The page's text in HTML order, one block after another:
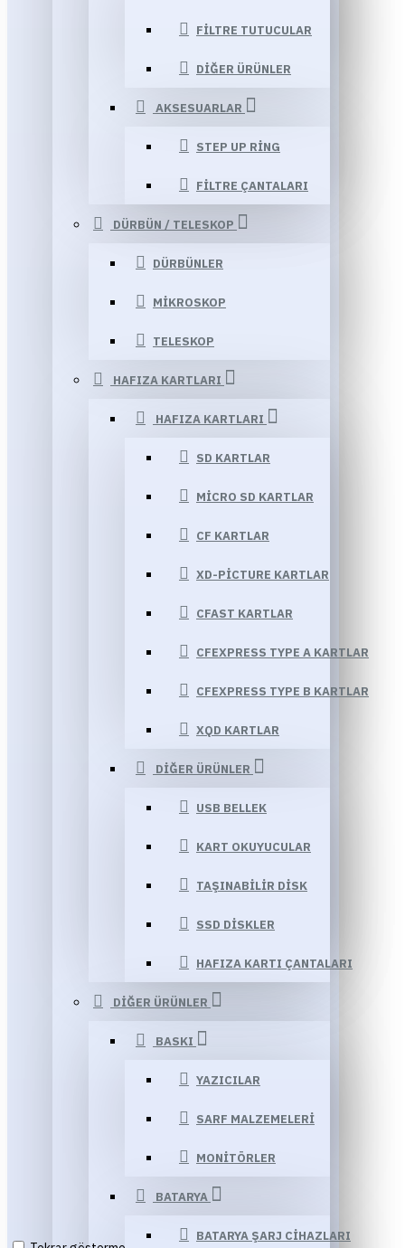
FILTRE TUTUCULAR
DIĞER ÜRÜNLER
AKSESUARLAR
STEP UP RING
FILTRE ÇANTALARI
DÜRBÜN / TELESKOP
DÜRBÜNLER
MIKROSKOP
TELESKOP
HAFIZA KARTLARI
HAFIZA KARTLARI
SD KARTLAR
MICRO SD KARTLAR
CF KARTLAR
XD-PICTURE KARTLAR
CFAST KARTLAR
CFEXPRESS TYPE A KARTLAR
CFEXPRESS TYPE B KARTLAR
XQD KARTLAR
DIĞER ÜRÜNLER
USB BELLEK
KART OKUYUCULAR
TAŞINABILIR DISK
SSD DISKLER
HAFIZA KARTI ÇANTALARI
DIĞER ÜRÜNLER
BASKI
YAZICILAR
SARF MALZEMELERI
MONITÖRLER
BATARYA
BATARYA ŞARJ CIHAZLARI